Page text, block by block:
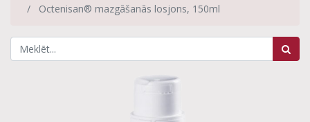
Octenisan® mazgāšanās losjons, 150ml